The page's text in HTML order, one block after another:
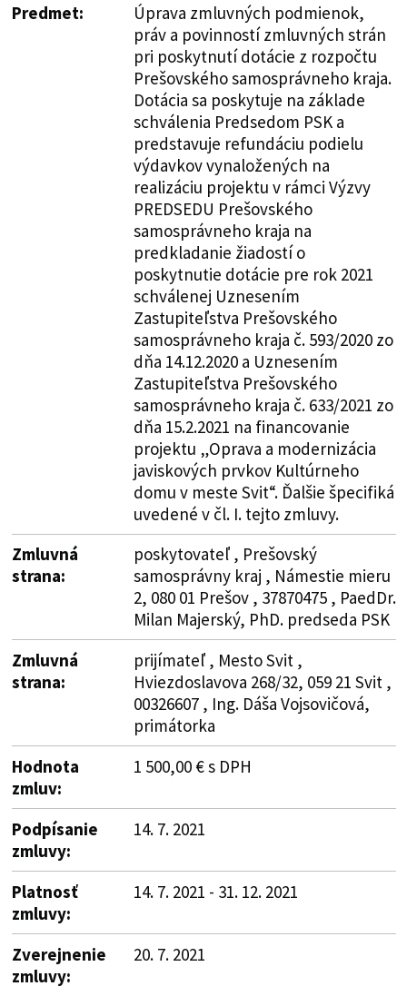
Predmet:
Úprava zmluvných podmienok,
práv a povinností zmluvných strán
pri poskytnutí dotácie z rozpočtu
Prešovského samosprávneho kraja.
Dotácia sa poskytuje na základe
schválenia Predsedom PSK a
predstavuje refundáciu podielu
výdavkov vynaložených na
realizáciu projektu v rámci Výzvy
PREDSEDU Prešovského
samosprávneho kraja na
predkladanie žiadostí o
poskytnutie dotácie pre rok 2021
schválenej Uznesením
Zastupiteľstva Prešovského
samosprávneho kraja č. 593/2020 zo
dňa 14.12.2020 a Uznesením
Zastupiteľstva Prešovského
samosprávneho kraja č. 633/2021 zo
dňa 15.2.2021 na financovanie
projektu „Oprava a modernizácia
javiskových prvkov Kultúrneho
domu v meste Svit“. Ďalšie špecifiká
uvedené v čl. I. tejto zmluvy.
Zmluvná
strana:
poskytovateľ , Prešovský
samosprávny kraj , Námestie mieru
2, 080 01 Prešov , 37870475 , PaedDr.
Milan Majerský, PhD. predseda PSK
Zmluvná
strana:
prijímateľ , Mesto Svit ,
Hviezdoslavova 268/32, 059 21 Svit ,
00326607 , Ing. Dáša Vojsovičová,
primátorka
Hodnota
zmluv:
1 500,00 € s DPH
Podpísanie
zmluvy:
14. 7. 2021
Platnosť
zmluvy:
14. 7. 2021 - 31. 12. 2021
Zverejnenie
zmluvy:
20. 7. 2021